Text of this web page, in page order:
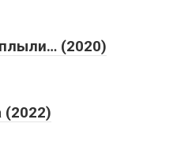
(2020)
(2022)